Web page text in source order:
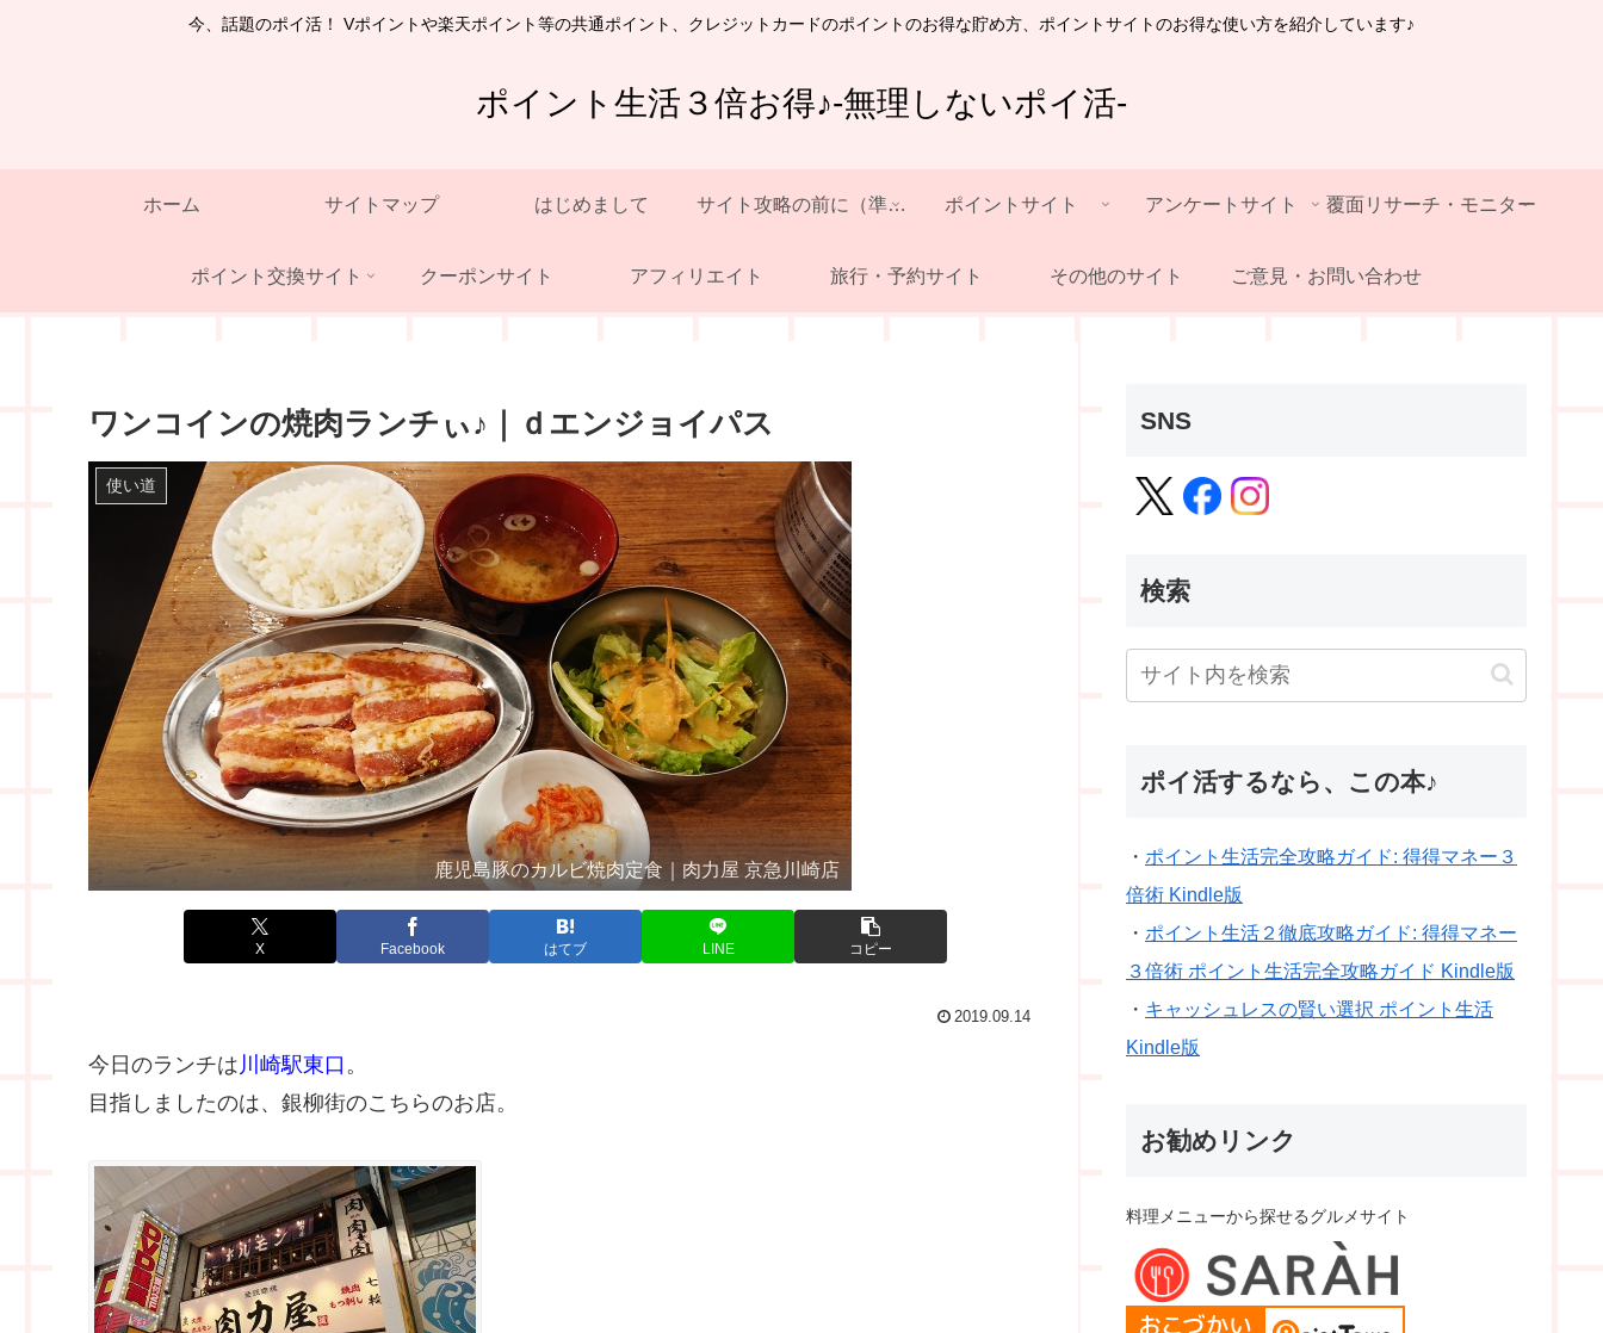
今、話題のポイ活！ Vポイントや楽天ポイント等の共通ポイント、クレジットカードのポイントのお得な貯め方、ポイントサイトのお得な使い方を紹介しています♪
ポイント生活３倍お得♪-無理しないポイ活-
ホーム サイトマップ はじめまして サイト攻略の前に（準備） ポイントサイト アンケートサイト 覆面リサーチ・モニター
ポイント交換サイト クーポンサイト アフィリエイト 旅行・予約サイト その他のサイト ご意見・お問い合わせ
ワンコインの焼肉ランチぃ♪｜ｄエンジョイパス
使い道
鹿児島豚のカルビ焼肉定食｜肉力屋 京急川崎店
X Facebook はてブ LINE コピー
2019.09.14
今日のランチは 川崎駅東口 。
目指しましたのは、銀柳街のこちらのお店。
SNS
検索
ポイ活するなら、この本♪
・ ポイント生活完全攻略ガイド: 得得マネー３
倍術 Kindle版
・ ポイント生活２徹底攻略ガイド: 得得マネー
３倍術 ポイント生活完全攻略ガイド Kindle版
・ キャッシュレスの賢い選択 ポイント生活
Kindle版
お勧めリンク
料理メニューから探せるグルメサイト